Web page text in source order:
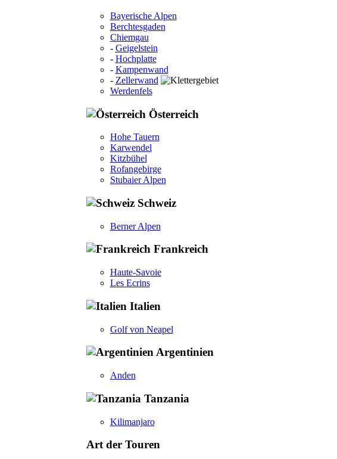
Bayerische Alpen
Berchtesgaden
Chiemgau
- Geigelstein
- Hochplatte
- Kampenwand
- Zellerwand
Werdenfels
Österreich
Hohe Tauern
Karwendel
Kitzbühel
Rofangebirge
Stubaier Alpen
Schweiz
Berner Alpen
Frankreich
Haute-Savoie
Les Ecrins
Italien
Golf von Neapel
Argentinien
Anden
Tanzania
Kilimanjaro
Art der Touren